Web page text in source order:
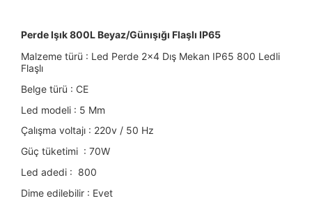
Perde Işık 800L Beyaz/Günışığı Flaşlı IP65
Malzeme türü : Led Perde 2x4 Dış Mekan IP65 800 Ledli
Flaşlı
Belge türü : CE
Led modeli : 5 Mm
Çalışma voltajı : 220v / 50 Hz
Güç tüketimi : 70W
Led adedi : 800
Dime edilebilir : Evet